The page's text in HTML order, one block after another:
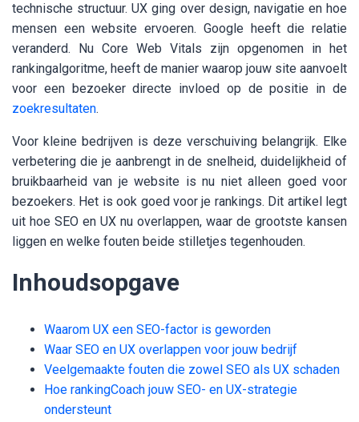
technische structuur. UX ging over design, navigatie en hoe
mensen een website ervoeren. Google heeft die relatie
veranderd. Nu Core Web Vitals zijn opgenomen in het
rankingalgoritme, heeft de manier waarop jouw site aanvoelt
voor een bezoeker directe invloed op de positie in de
zoekresultaten.
Voor kleine bedrijven is deze verschuiving belangrijk. Elke
verbetering die je aanbrengt in de snelheid, duidelijkheid of
bruikbaarheid van je website is nu niet alleen goed voor
bezoekers. Het is ook goed voor je rankings. Dit artikel legt
uit hoe SEO en UX nu overlappen, waar de grootste kansen
liggen en welke fouten beide stilletjes tegenhouden.
Inhoudsopgave
Waarom UX een SEO-factor is geworden
Waar SEO en UX overlappen voor jouw bedrijf
Veelgemaakte fouten die zowel SEO als UX schaden
Hoe rankingCoach jouw SEO- en UX-strategie
ondersteunt